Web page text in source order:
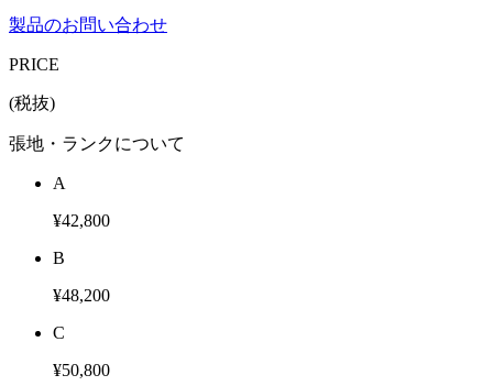
製品のお問い合わせ
PRICE
(税抜)
張地・ランクについて
A
¥42,800
B
¥48,200
C
¥50,800